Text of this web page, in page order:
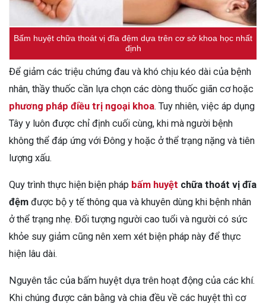
Bấm huyệt chữa thoát vị đĩa đệm dựa trên cơ sở khoa học nhất
định
Để giảm các triệu chứng đau và khó chịu kéo dài của bệnh
nhân, thầy thuốc cần lựa chọn các dòng thuốc giãn cơ hoặc
phương pháp điều trị ngoại khoa. Tuy nhiên, việc áp dụng
Tây y luôn được chỉ định cuối cùng, khi mà người bệnh
không thể đáp ứng với Đông y hoặc ở thể trạng nặng và tiên
lượng xấu.
Quy trình thực hiện biện pháp bấm huyệt chữa thoát vị đĩa
đệm được bộ y tế thông qua và khuyên dùng khi bệnh nhân
ở thể trạng nhẹ. Đối tượng người cao tuổi và người có sức
khỏe suy giảm cũng nên xem xét biện pháp này để thực
hiện lâu dài.
Nguyên tắc của bấm huyệt dựa trên hoạt động của các khí.
Khi chúng được cân bằng và chia đều về các huyệt thì cơ